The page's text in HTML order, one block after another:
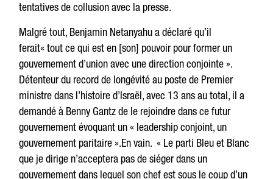
tentatives de collusion avec la presse.
Malgré tout, Benjamin Netanyahu a déclaré qu’il
ferait« tout ce qui est en [son] pouvoir pour former un
gouvernement d’union avec une direction conjointe ».
Détenteur du record de longévité au poste de Premier
ministre dans l’histoire d’Israël, avec 13 ans au total, il a
demandé à Benny Gantz de le rejoindre dans ce futur
gouvernement évoquant un « leadership conjoint, un
gouvernement paritaire ».En vain. « Le parti Bleu et Blanc
que je dirige n’acceptera pas de siéger dans un
gouvernement dans lequel son chef est sous le coup d’un